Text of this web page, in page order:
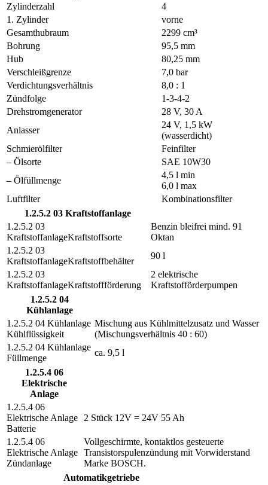
Zylinderzahl
4
1. Zylinder
vorne
Gesamthubraum
2299 cm³
Bohrung
95,5 mm
Hub
80,25 mm
Verschleißgrenze
7,0 bar
Verdichtungsverhältnis
8,0 : 1
Zündfolge
1-3-4-2
Drehstromgenerator
28 V, 30 A
Anlasser
24 V, 1,5 kW
(wasserdicht)
Schmierölfilter
Feinfilter
– Ölsorte
SAE 10W30
– Ölfüllmenge
4,5 l min
6,0 l max
Luftfilter
Kombinationsfilter
1.2.5.2 03 Kraftstoffanlage
Kraftstoffsorte
Benzin bleifrei mind. 91
Oktan
Kraftstoffbehälter
90 l
Kraftstoffförderung
2 elektrische
Kraftstofförderpumpen
1.2.5.2 04
Kühlanlage
Kühlflüssigkeit
Mischung aus Kühlmittelzusatz und Wasser
(Mischungsverhältnis 40 : 60)
Füllmenge
ca. 9,5 l
1.2.5.4 06
Elektrische
Anlage
Batterie
2 Stück 12V = 24V 55 Ah
Zündanlage
Vollgeschirmte, kontaktlos gesteuerte
Transistorspulenzündung mit Vorwiderstand
Marke BOSCH.
Automatikgetriebe